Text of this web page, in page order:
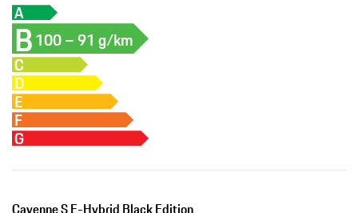
A
B100 – 91 g/km
C
D
E
F
G